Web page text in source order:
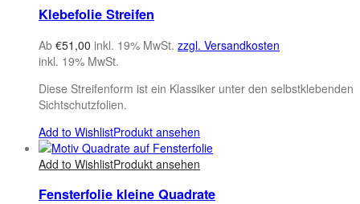
Klebefolie Streifen
Ab €51,00 inkl. 19% MwSt. zzgl. Versandkosten
inkl. 19% MwSt.
Diese Streifenform ist ein Klassiker unter den selbstklebenden
Sichtschutzfolien.
Add to WishlistProdukt ansehen
Add to WishlistProdukt ansehen
Fensterfolie kleine Quadrate